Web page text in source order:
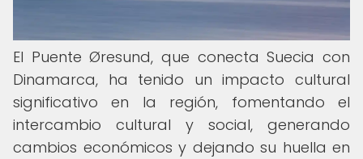
El Puente Øresund, que conecta Suecia con
Dinamarca, ha tenido un impacto cultural
significativo en la región, fomentando el
intercambio cultural y social, generando
cambios económicos y dejando su huella en